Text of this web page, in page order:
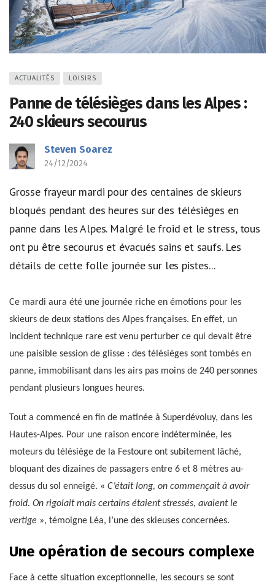
ACTUALITÉS LOISIRS
Panne de télésièges dans les Alpes :
240 skieurs secourus
Steven Soarez
24/12/2024
Grosse frayeur mardi pour des centaines de skieurs
bloqués pendant des heures sur des télésièges en
panne dans les Alpes. Malgré le froid et le stress, tous
ont pu être secourus et évacués sains et saufs. Les
détails de cette folle journée sur les pistes...
Ce mardi aura été une journée riche en émotions pour les
skieurs de deux stations des Alpes françaises. En effet, un
incident technique rare est venu perturber ce qui devait être
une paisible session de glisse : des télésièges sont tombés en
panne, immobilisant dans les airs pas moins de 240 personnes
pendant plusieurs longues heures.
Tout a commencé en fin de matinée à Superdévoluy, dans les
Hautes-Alpes. Pour une raison encore indéterminée, les
moteurs du télésiège de la Festoure ont subitement lâché,
bloquant des dizaines de passagers entre 6 et 8 mètres au-
dessus du sol enneigé. « C’était long, on commençait à avoir
froid. On rigolait mais certains étaient stressés, avaient le
vertige », témoigne Léa, l’une des skieuses concernées.
Une opération de secours complexe
Face à cette situation exceptionnelle, les secours se sont